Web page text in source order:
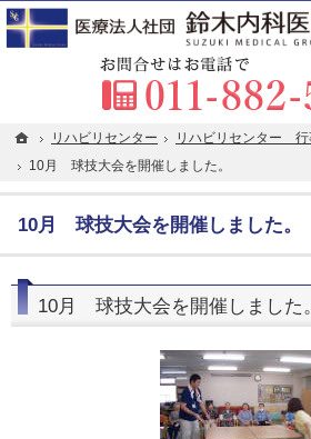
ホーム
リハビリセンター
リハビリセンター 行
10月 球技大会を開催しました。
10月 球技大会を開催しました。
胃カメラ・内視鏡検査・超音波検査の専門医が在籍。
札幌市清田区の内科・クリニックなら在宅往診・訪問看
10月 球技大会を開催しました。
ホーム
リハビリセンター
リハビリセンター 行
10月 球技大会を開催しました。